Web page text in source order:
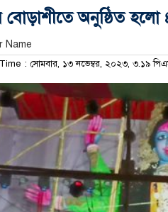
বোড়াশীতে অনুষ্ঠিত হলো
Name
: সোমবার, ১৩ নভেম্বর, ২০২৩, ৩.১৯